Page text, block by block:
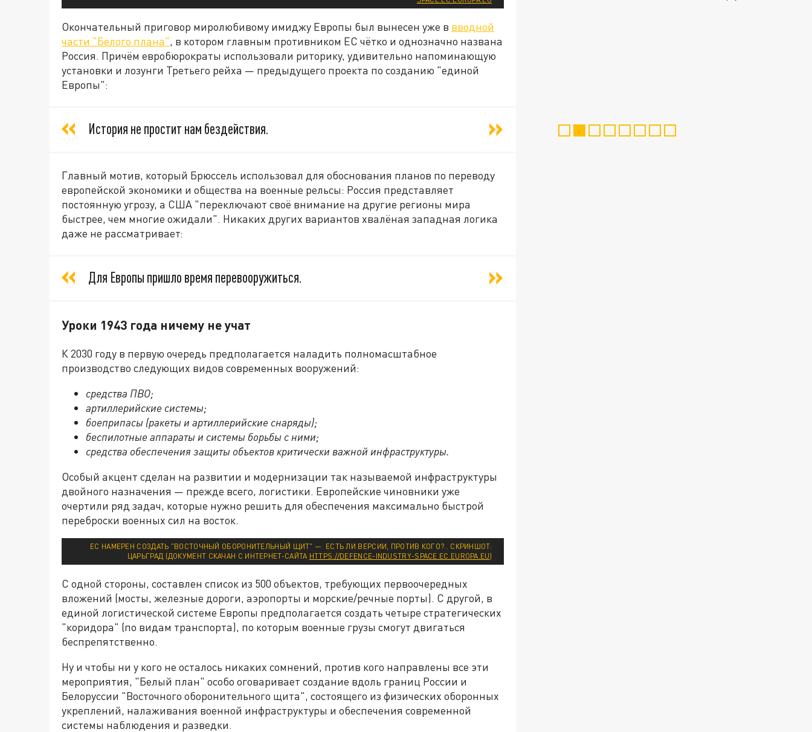
Окончательный приговор миролюбивому имиджу Европы был вынесен уже в вводной
части "Белого плана", в котором главным противником ЕС чётко и однозначно названа
Россия. Причём евробюрократы использовали риторику, удивительно напоминающую
установки и лозунги Третьего рейха — предыдущего проекта по созданию "единой
Европы":
История не простит нам бездействия.
Главный мотив, который Брюссель использовал для обоснования планов по переводу
европейской экономики и общества на военные рельсы: Россия представляет
постоянную угрозу, а США "переключают своё внимание на другие регионы мира
быстрее, чем многие ожидали". Никаких других вариантов хвалёная западная логика
даже не рассматривает:
Для Европы пришло время перевооружиться.
Уроки 1943 года ничему не учат
К 2030 году в первую очередь предполагается наладить полномасштабное
производство следующих видов современных вооружений:
средства ПВО;
артиллерийские системы;
боеприпасы (ракеты и артиллерийские снаряды);
беспилотные аппараты и системы борьбы с ними;
средства обеспечения защиты объектов критически важной инфраструктуры.
Особый акцент сделан на развитии и модернизации так называемой инфраструктуры
двойного назначения — прежде всего, логистики. Европейские чиновники уже
очертили ряд задач, которые нужно решить для обеспечения максимально быстрой
переброски военных сил на восток.
ЕС НАМЕРЕН СОЗДАТЬ "ВОСТОЧНЫЙ ОБОРОНИТЕЛЬНЫЙ ЩИТ" — ЕСТЬ ЛИ ВЕРСИИ, ПРОТИВ КОГО?.. СКРИНШОТ:
ЦАРЬГРАД (ДОКУМЕНТ СКАЧАН С ИНТЕРНЕТ-САЙТА HTTPS://DEFENCE-INDUSTRY-SPACE.EC.EUROPA.EU)
С одной стороны, составлен список из 500 объектов, требующих первоочередных
вложений (мосты, железные дороги, аэропорты и морские/речные порты). С другой, в
единой логистической системе Европы предполагается создать четыре стратегических
"коридора" (по видам транспорта), по которым военные грузы смогут двигаться
беспрепятственно.
Ну и чтобы ни у кого не осталось никаких сомнений, против кого направлены все эти
мероприятия, "Белый план" особо оговаривает создание вдоль границ России и
Белоруссии "Восточного оборонительного щита", состоящего из физических оборонных
укреплений, налаживания военной инфраструктуры и обеспечения современной
системы наблюдения и разведки.